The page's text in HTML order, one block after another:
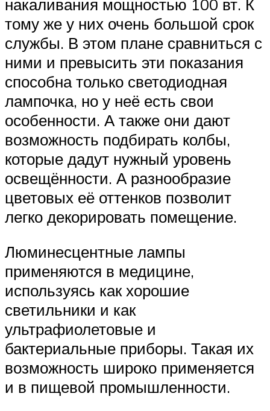
накаливания мощностью 100 вт. К
тому же у них очень большой срок
службы. В этом плане сравниться с
ними и превысить эти показания
способна только светодиодная
лампочка, но у неё есть свои
особенности. А также они дают
возможность подбирать колбы,
которые дадут нужный уровень
освещённости. А разнообразие
цветовых её оттенков позволит
легко декорировать помещение.
Люминесцентные лампы
применяются в медицине,
используясь как хорошие
светильники и как
ультрафиолетовые и
бактериальные приборы. Такая их
возможность широко применяется
и в пищевой промышленности.